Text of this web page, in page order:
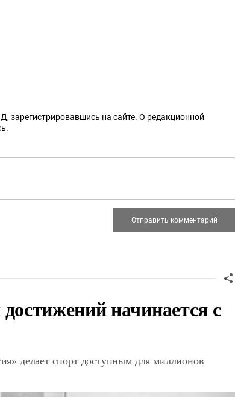
зарегистрировавшись на сайте. О редакционной
.
начинается с
делает спорт доступным для миллионов